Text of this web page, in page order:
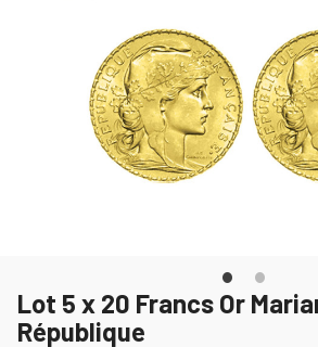
Lot 5 x 20 Francs Or
République